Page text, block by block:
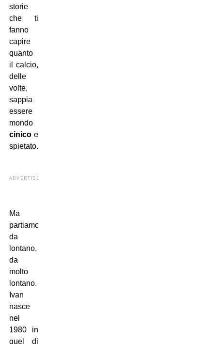
storie
che ti
fanno
capire
quanto
il calcio,
delle
volte,
sappia
essere
mondo
cinicoe
spietato.
ADVERTISEMENT
Ma
partiamo
da
lontano,
da
molto
lontano.
Ivan
nasce
nel
1980 in
quel di